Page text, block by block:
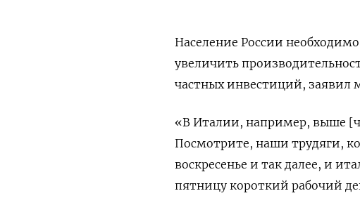
Население России
увеличить
частных инвестиций, заявил
«В Италии, например, выше
Посмотрите, наши трудяги,
воскресенье и так далее, и
пятницу короткий рабочий